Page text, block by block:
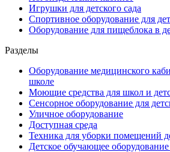
Игрушки для детского сада
Спортивное оборудование для
Оборудование для пищеблока в
Разделы
Оборудование медицинского
школе
Моющие средства для школ и
Сенсорное оборудование для
Уличное оборудование
Доступная среда
Техника для уборки помещений
Детское обучающее